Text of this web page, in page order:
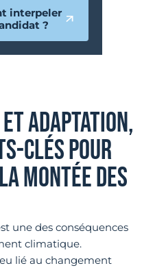
interpeler
?
ADAPTATION,
CLÉS POUR
MONTÉE DES
une des conséquences
climatique.
lié au changement